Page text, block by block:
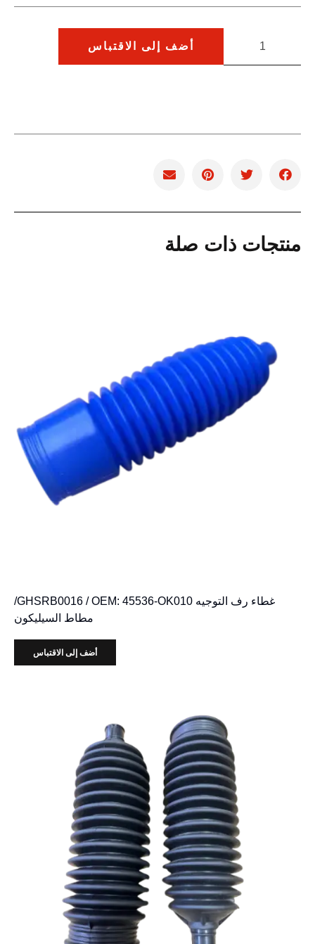
أضف إلى الاقتباس
منتجات ذات صلة
غطاء رف التوجيه GHSRB0016 / OEM: 45536-OK010/
مطاط السيليكون
أضف إلى الاقتباس